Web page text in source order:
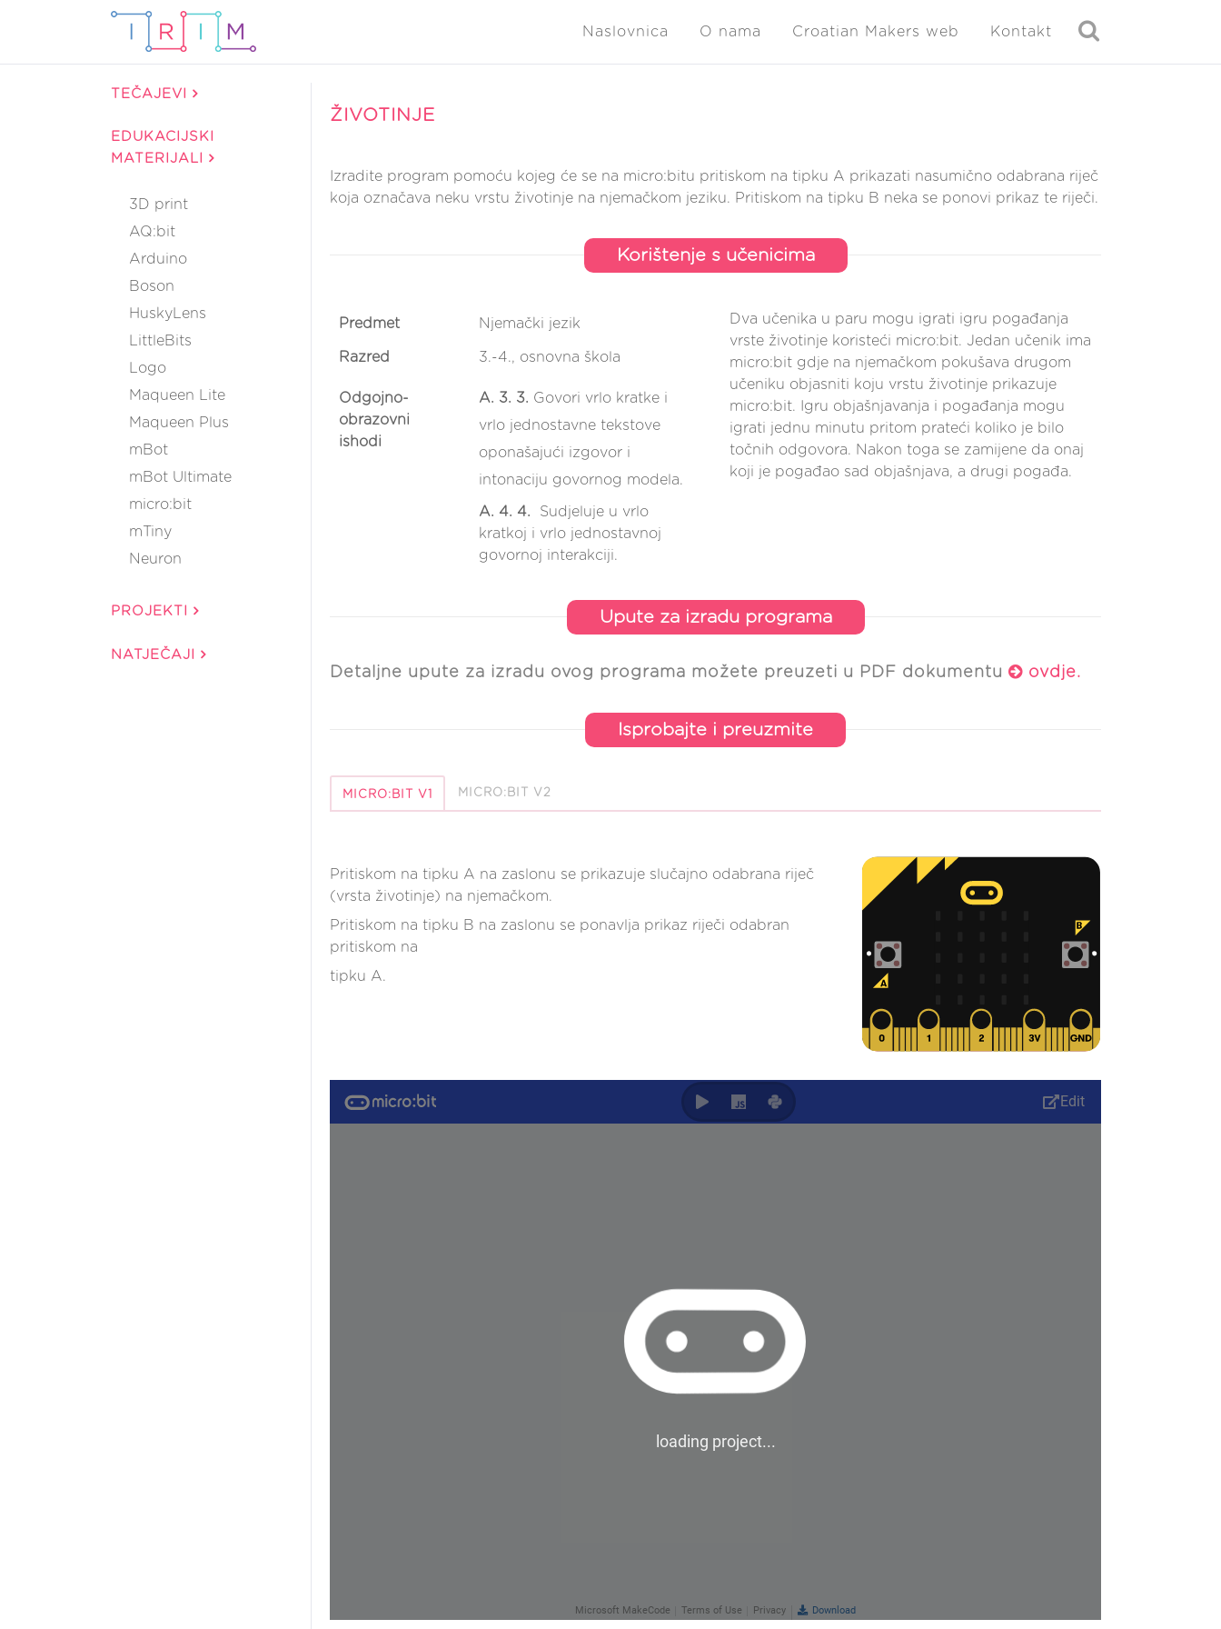
Naslovnica O nama Croatian Makers web Kontakt
TEČAJEVI
EDUKACIJSKI
MATERIJALI
3D print
AQ:bit
Arduino
Boson
HuskyLens
LittleBits
Logo
Maqueen Lite
Maqueen Plus
mBot
mBot Ultimate
micro:bit
mTiny
Neuron
PROJEKTI
NATJEČAJI
ŽIVOTINJE
Izradite program pomoću kojeg će se na micro:bitu pritiskom na tipku A prikazati nasumično odabrana riječ
koja označava neku vrstu životinje na njemačkom jeziku. Pritiskom na tipku B neka se ponovi prikaz te riječi.
Korištenje s učenicima
Predmet Njemački jezik
Razred 3.-4., osnovna škola
Odgojno-
obrazovni
ishodi
A. 3. 3. Govori vrlo kratke i
vrlo jednostavne tekstove
oponašajući izgovor i
intonaciju govornog modela.
A. 4. 4. Sudjeluje u vrlo
kratkoj i vrlo jednostavnoj
govornoj interakciji.
Dva učenika u paru mogu igrati igru pogađanja
vrste životinje koristeći micro:bit. Jedan učenik ima
micro:bit gdje na njemačkom pokušava drugom
učeniku objasniti koju vrstu životinje prikazuje
micro:bit. Igru objašnjavanja i pogađanja mogu
igrati jednu minutu pritom prateći koliko je bilo
točnih odgovora. Nakon toga se zamijene da onaj
koji je pogađao sad objašnjava, a drugi pogađa.
Upute za izradu programa
Detaljne upute za izradu ovog programa možete preuzeti u PDF dokumentu ovdje.
Isprobajte i preuzmite
MICRO:BIT V1 MICRO:BIT V2
Pritiskom na tipku A na zaslonu se prikazuje slučajno odabrana riječ
(vrsta životinje) na njemačkom.
Pritiskom na tipku B na zaslonu se ponavlja prikaz riječi odabran
pritiskom na
tipku A.